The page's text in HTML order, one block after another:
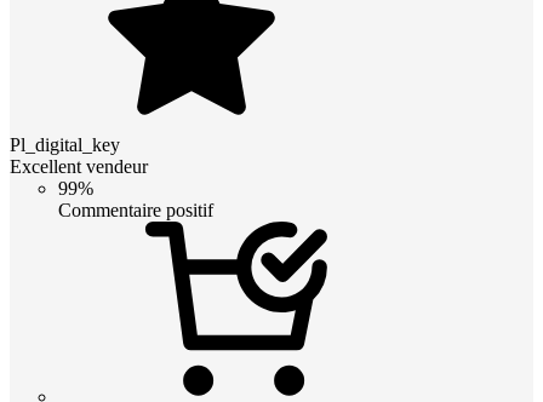
Pl_digital_key
Excellent vendeur
99%
Commentaire positif